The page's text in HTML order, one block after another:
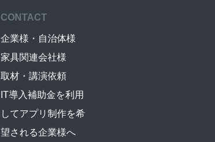
CONTACT
企業様・自治体様
家具関連会社様
取材・講演依頼
IT導入補助金を利用
してアプリ制作を希
望される企業様へ